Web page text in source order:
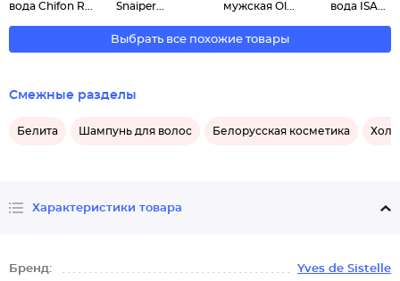
вода Chifon R...
Snaiper...
мужская Ol...
вода ISA...
Выбрать все похожие товары
Смежные разделы
Белита Шампунь для волос Белорусская косметика
Характеристики товара
Бренд: Yves de Sistelle